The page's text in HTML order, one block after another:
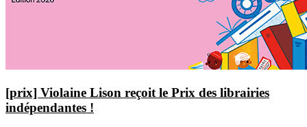
[prix] Violaine Lison reçoit le Prix des librairies
indépendantes !